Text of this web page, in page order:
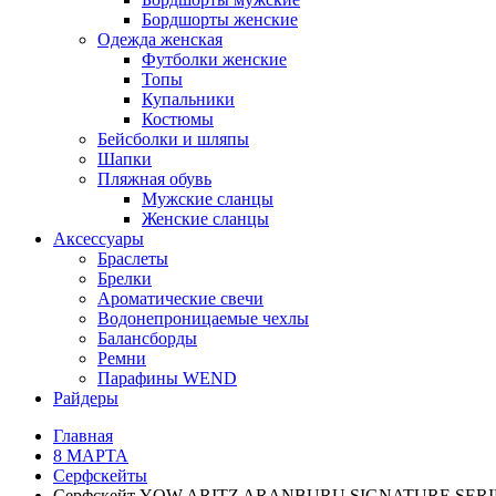
Бордшорты женские
Одежда женская
Футболки женские
Топы
Купальники
Костюмы
Бейсболки и шляпы
Шапки
Пляжная обувь
Мужские сланцы
Женские сланцы
Аксессуары
Браслеты
Брелки
Ароматические свечи
Водонепроницаемые чехлы
Балансборды
Ремни
Парафины WEND
Райдеры
Главная
8 МАРТА
Серфскейты